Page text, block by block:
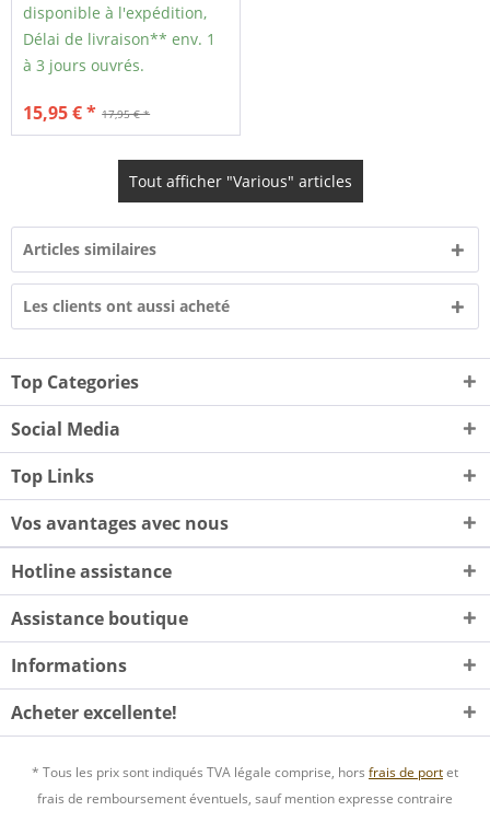
disponible à l'expédition,
Délai de livraison** env. 1
à 3 jours ouvrés.
17,95 € *
15,95 € *
Tout afficher "Various" articles
Articles similaires
Les clients ont aussi acheté
Top Categories
Social Media
Top Links
Vos avantages avec nous
Hotline assistance
Assistance boutique
Informations
Acheter excellente!
* Tous les prix sont indiqués TVA légale comprise, hors frais de portet
frais de remboursement éventuels, sauf mention expresse contraire